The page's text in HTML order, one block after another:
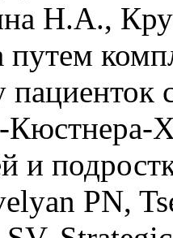
Н.А.,
путем
Кюстнера-
и
PN,